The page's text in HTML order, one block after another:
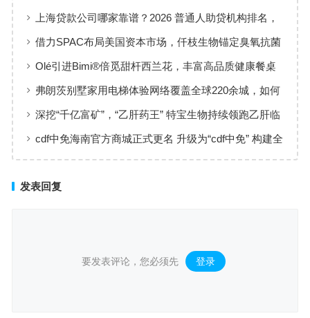
华夏火热开售
上海贷款公司哪家靠谱？2026 普通人助贷机构排名，
工薪族借钱选择指南
借力SPAC布局美国资本市场，仟枝生物锚定臭氧抗菌
黄金赛道
Olé引进Bimi®倍觅甜杆西兰花，丰富高品质健康餐桌
新选择
弗朗茨别墅家用电梯体验网络覆盖全球220余城，如何
实现高效服务响应
深挖“千亿富矿”，“乙肝药王” 特宝生物持续领跑乙肝临
床治愈
cdf中免海南官方商城正式更名 升级为“cdf中免” 构建全
发表回复
要发表评论，您必须先 登录 。